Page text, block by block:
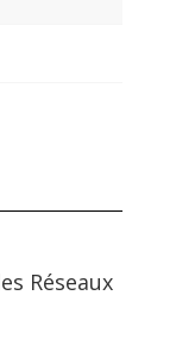
Réseaux